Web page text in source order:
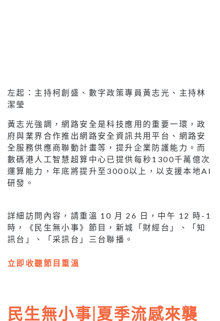
左起：主持柯創盛、數字政策專員黃志光、主持林
潔瑩
黃志光強調，網路安全是科技應用的重要一環，政
府與業界合作推出網路安全資訊共用平台、網路安
全服務供應商聯動計畫等，提升企業防護能力。而
數碼港人工智慧超算中心已提供每秒1300千萬億次
運算能力，年底將提升至3000以上，以支援本地AI
研發。
詳細訪問內容，請重溫 10 月 26 日，中午 12 時-1
時，《民生無小事》節目，新城「財經台」、「知
訊台」、「采訊台」三台聯播。
立即收聽節目重溫
民生無小事|夏季流感來襲